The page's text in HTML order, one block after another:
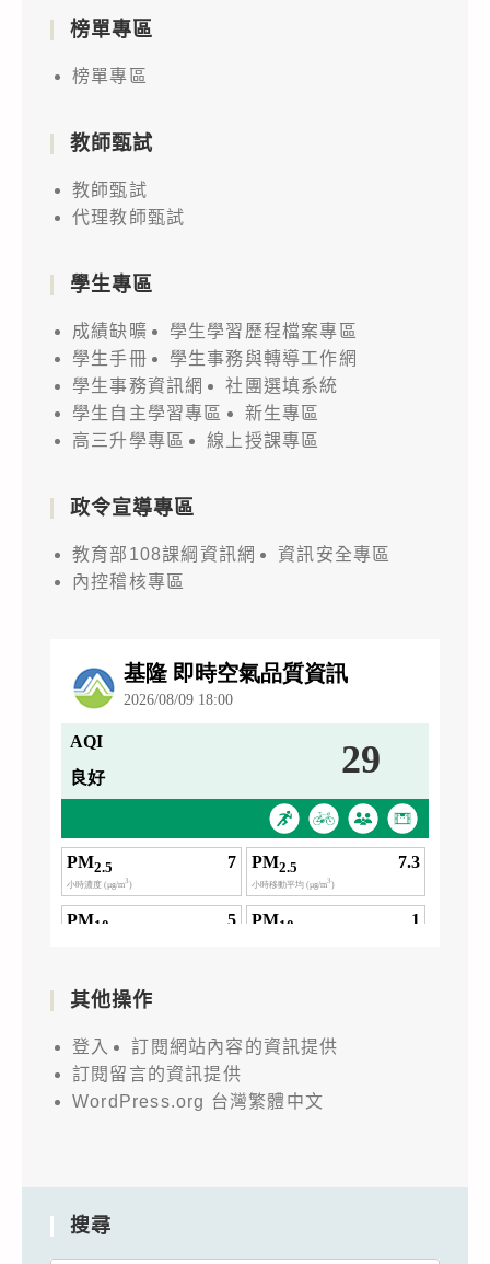
榜單專區
榜單專區
教師甄試
教師甄試
代理教師甄試
學生專區
成績缺曠
學生學習歷程檔案專區
學生手冊
學生事務與轉導工作網
學生事務資訊網
社團選填系統
學生自主學習專區
新生專區
高三升學專區
線上授課專區
政令宣導專區
教育部108課綱資訊網
資訊安全專區
內控稽核專區
其他操作
登入
訂閱網站內容的資訊提供
訂閱留言的資訊提供
WordPress.org 台灣繁體中文
搜尋